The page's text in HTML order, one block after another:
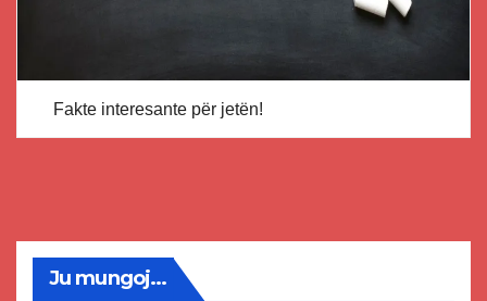
Fakte interesante për jetën!
Ju mungoj...